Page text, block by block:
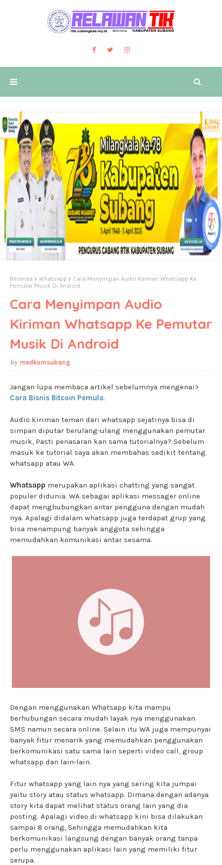
Beranda Whatsapp
Cara Menyimpan Audio Kiriman Whatsapp Ke
Pemutar Musik Di Android
Cara Menyimpan Audio
Kiriman Whatsapp Ke Pemutar
Musik Di Android
medkomsubang
Jangan lupa membaca artikel sebelumnya mengenai>
Cara Bisnis Bitcoin Pemula.
Audio kiriman teman dari whatsapp sejatinya bisa di
simpan diputar berulang-ulang menggunakan pemutar
musik, Pasti penasaran kan sama tutorialnya? Sebelum
masuk ke tutorial saya akan membahas sedikit tentang
whatsapp atau WA.
Whatsapp merupakan aplikasi chatting yang sangat
populer didunia. WA sebagai aplikasi messager online
dapat menghubungkan antar pengguna dengan mudah
nya. Apalagi didalam whatsapp juga terdapat grup yang
bisa menampung banyak anggota sehingga
memudahkan komunikasi antar sesama.
Dengan menggunakan Whatsapp kita mampu
berhubungan secara mudah layak nya menggunakan
SMS namun secara online. Selain itu WA juga mempunyai
banyak fitur menarik yang memudahkan penggunakan
berkomunikasi satu sama lain seperti video call, group
whatsapp dan lain-lain.
Fitur whatsapp yang lain nya yang sering kita jumpai
yaitu story atau status whatsapp. Dimana dengan adanya
story kita dapat melihat status orang lain yang dia
posting. Apalagi video di whatsapp kini bisa dilakukan
sampai 8 orang, Sehingga memudahkan kita
berkomunikasi langsung dengan banyak orang tanpa
perlu menggunakan aplikasi lain yang memiliki fitur
serupa.